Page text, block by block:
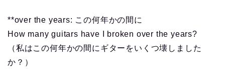
**over the years: この何年かの間に
How many guitars have I broken over the years?
（私はこの何年かの間にギターをいくつ壊しました
か？）